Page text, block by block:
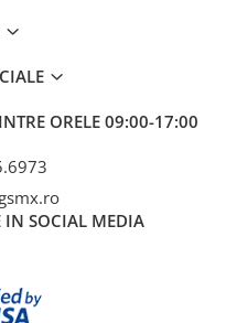
ORELE 09:00-17:00
IN SOCIAL MEDIA